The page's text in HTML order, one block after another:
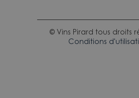
© Vins Pirard tous droits
Conditions